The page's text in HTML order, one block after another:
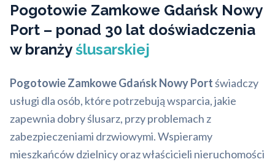
Pogotowie Zamkowe Gdańsk Nowy
Port – ponad 30 lat doświadczenia
w branżyślusarskiej
Pogotowie Zamkowe Gdańsk Nowy Portświadczy
usługi dla osób, które potrzebują wsparcia, jakie
zapewnia dobry ślusarz, przy problemach z
zabezpieczeniami drzwiowymi. Wspieramy
mieszkańców dzielnicy oraz właścicieli nieruchomości